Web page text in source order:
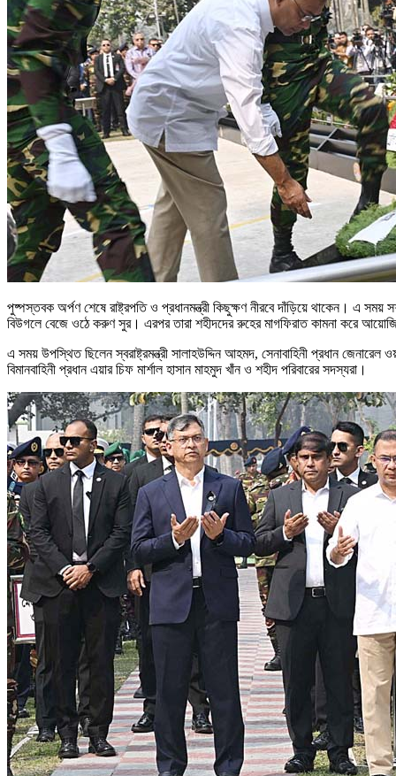
পুষ্পস্তবক অর্পণ শেষে রাষ্ট্রপতি ও প্রধানমন্ত্রী কিছুক্ষণ নীরবে দাঁড়িয়ে থাকেন। এ সময়
বিউগলে বেজে ওঠে করুণ সুর। এরপর তারা শহীদদের রুহের মাগফিরাত কামনা করে
এ সময় উপস্থিত ছিলেন স্বরাষ্ট্রমন্ত্রী সালাহউদ্দিন আহমদ, সেনাবাহিনী প্রধান
বিমানবাহিনী প্রধান এয়ার চিফ মার্শাল হাসান মাহমুদ খাঁন ও শহীদ পরিবারের সদস্যরা।